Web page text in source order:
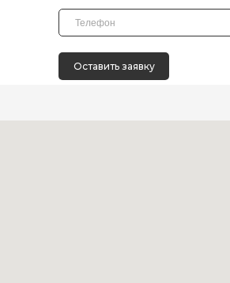
Оставить заявку